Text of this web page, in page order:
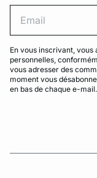
En vous inscrivant,
personnelles,
vous adresser des
moment vous
en bas de chaque e-mail.